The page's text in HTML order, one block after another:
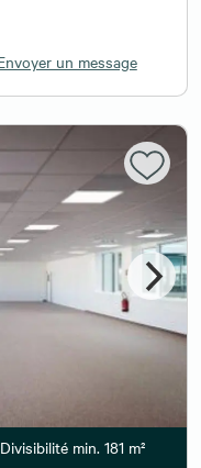
un message
min. 181 m²